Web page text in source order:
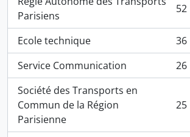
Parisiens
, 52 résultats 52
Ecole technique
, 36 résultats
36
Service Communication
, 26 résultats
26
Société des Transports en
Commun de la Région
Parisienne
, 25 résultats 25